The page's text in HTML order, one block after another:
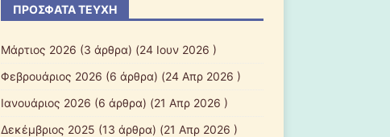
ΠΡΌΣΦΑΤΑ ΤΕΎΧΗ
Μάρτιος 2026 (3 άρθρα) (24 Ιουν 2026 )
Φεβρουάριος 2026 (6 άρθρα) (24 Απρ 2026 )
Ιανουάριος 2026 (6 άρθρα) (21 Απρ 2026 )
Δεκέμβριος 2025 (13 άρθρα) (21 Απρ 2026 )